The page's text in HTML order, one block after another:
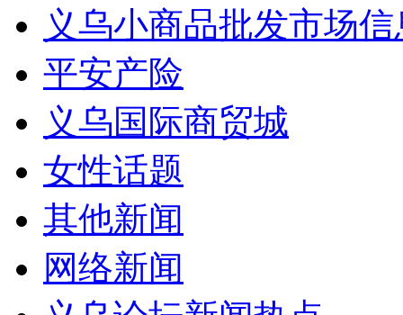
义乌小商品批发市场
平安产险
义乌国际商贸城
女性话题
其他新闻
网络新闻